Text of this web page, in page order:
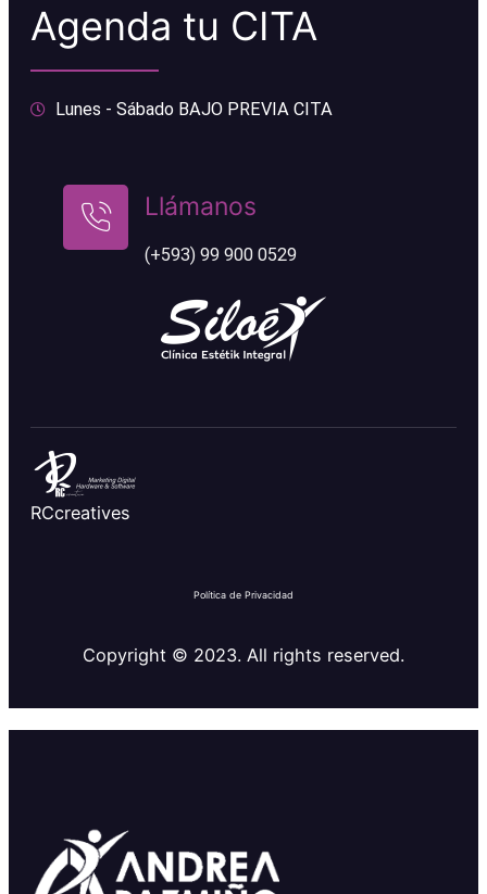
Agenda tu CITA
Lunes - Sábado BAJO PREVIA CITA
Llámanos
(+593) 99 900 0529
RCcreatives
Política de Privacidad
Copyright © 2023. All rights reserved.